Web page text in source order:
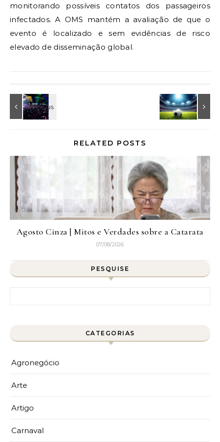
monitorando possíveis contatos dos passageiros
infectados. A OMS mantém a avaliação de que o
evento é localizado e sem evidências de risco
elevado de disseminação global.
RELATED POSTS
Agosto Cinza | Mitos e Verdades sobre a Catarata
07/08/2026
PESQUISE
CATEGORIAS
Agronegócio
Arte
Artigo
Carnaval